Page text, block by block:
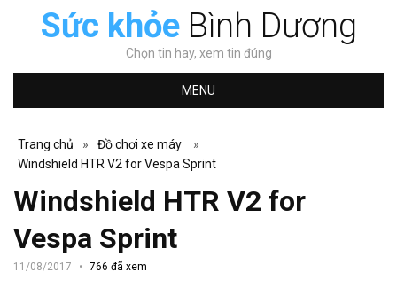
Sức khỏeBình Dương
Chọn tin hay, xem tin đúng
MENU
Trang chủ » Đồ chơi xe máy
»
Windshield HTR V2 for Vespa Sprint
Windshield HTR V2 for
Vespa Sprint
11/08/2017 766 đã xem